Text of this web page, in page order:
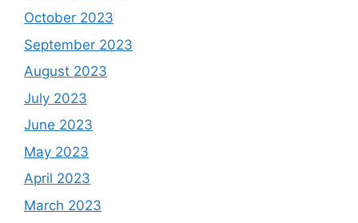
October 2023
September 2023
August 2023
July 2023
June 2023
May 2023
April 2023
March 2023